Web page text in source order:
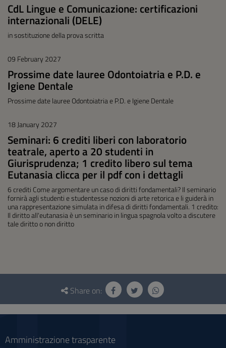
CdL Lingue e Comunicazione: certificazioni
internazionali (DELE)
in sostituzione della prova scritta
09 February 2027
Prossime date lauree Odontoiatria e P.D. e
Igiene Dentale
Prossime date lauree Odontoiatria e P.D. e Igiene Dentale
18 January 2027
Seminari: 6 crediti liberi con laboratorio
teatrale, aperto a 20 studenti in
Giurisprudenza; 1 credito libero sul tema
Eutanasia clicca per il pdf con i dettagli
6 crediti Come argomentare un caso di diritti fondamentali? Il seminario
fornirà agli studenti e studentesse nozioni di arte retorica e li guiderà in
una rappresentazione simulata in difesa di diritti fondamentali. 1 credito:
Il diritto all'eutanasia è un seminario in lingua spagnola volto a discutere
tale diritto o non diritto
Questionnaire
social
Share on:
Amministrazione trasparente